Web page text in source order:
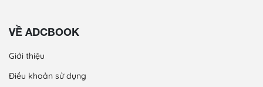
VỀ ADCBOOK
Giới thiệu
Điều khoản sử dụng